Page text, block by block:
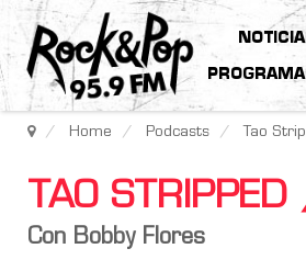
Home Podcasts Tao
TAO
Con Bobby Flores